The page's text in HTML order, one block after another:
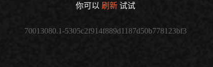
你可以 刷新 试试
70013080.1-5305c2f914f889d1187d50b778123bf3